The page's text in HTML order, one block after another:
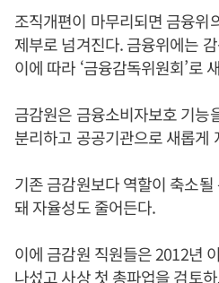
조직개편이 마무리되면 금융위
제부로 넘겨진다. 금융위에는
이에 따라 ‘금융감독위원회’로
금감원은 금융소비자보호 기능
분리하고 공공기관으로 새롭게
기존 금감원보다 역할이 축소
돼 자율성도 줄어든다.
이에 금감원 직원들은 2012년
나섰고 사상 첫 총파업을 검토